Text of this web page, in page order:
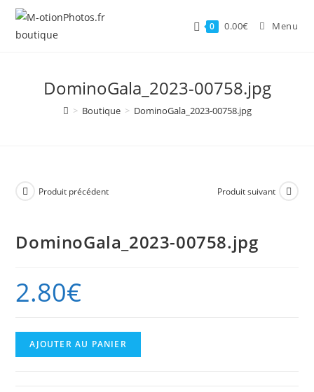
Skip
content
0 0.00€ Menu
DominoGala_2023-00758.jpg
> Boutique > DominoGala_2023-00758.jpg
Produit précédent Produit suivant
DominoGala_2023-00758.jpg
2.80€
quantité
de
AJOUTER AU PANIER